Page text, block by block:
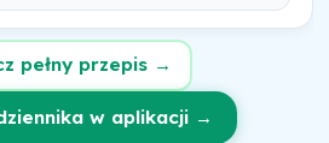
pełny przepis →
w aplikacji →